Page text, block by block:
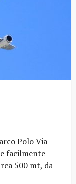
Polo Via
facilmente
500 mt, da